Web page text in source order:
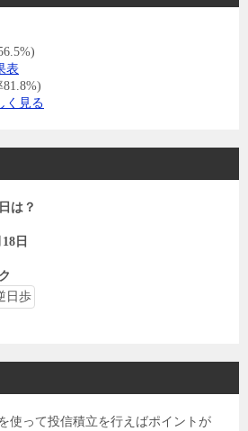
表
く見る
は？
日
使って投信積立を行えばポイントが